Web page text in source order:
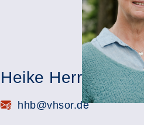
Heike Herrmann-
E-Mail:hhb@vhsor.de